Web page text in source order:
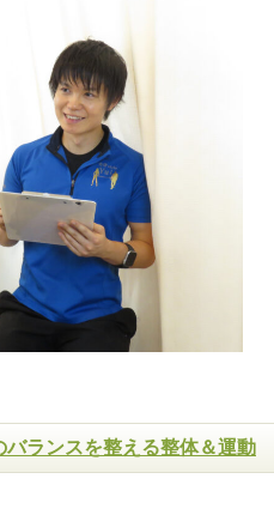
ランスを整える整体＆運動